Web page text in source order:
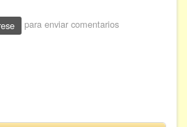
para enviar comentarios